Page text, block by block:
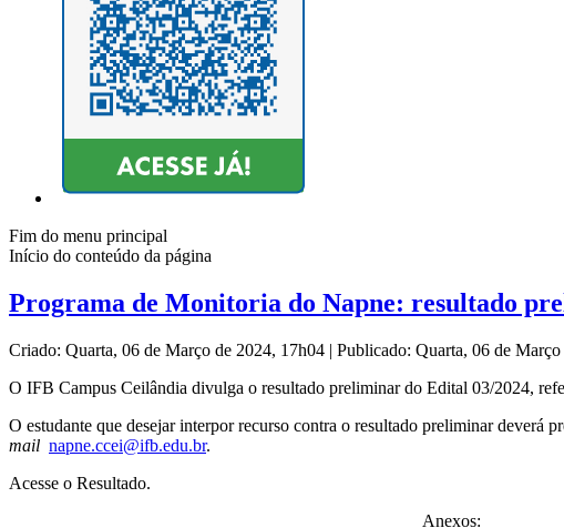
Fim do menu principal
Início do conteúdo da página
Programa de Monitoria do Napne: resultado
Criado: Quarta, 06 de Março de 2024, 17h04 | Publicado: Quarta, 06 de
O IFB Campus Ceilândia divulga o resultado preliminar do Edital 03/2024,
O estudante que desejar interpor recurso contra o resultado preliminar
mail napne.ccei@ifb.edu.br.
Acesse o Resultado.
Anexos: